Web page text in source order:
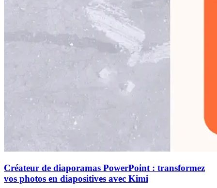
Créateur de diaporamas PowerPoint : transformez
vos photos en diapositives avec Kimi